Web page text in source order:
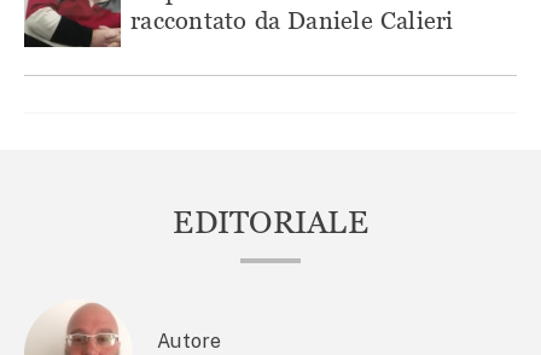
raccontato da Daniele Calieri
EDITORIALE
Autore